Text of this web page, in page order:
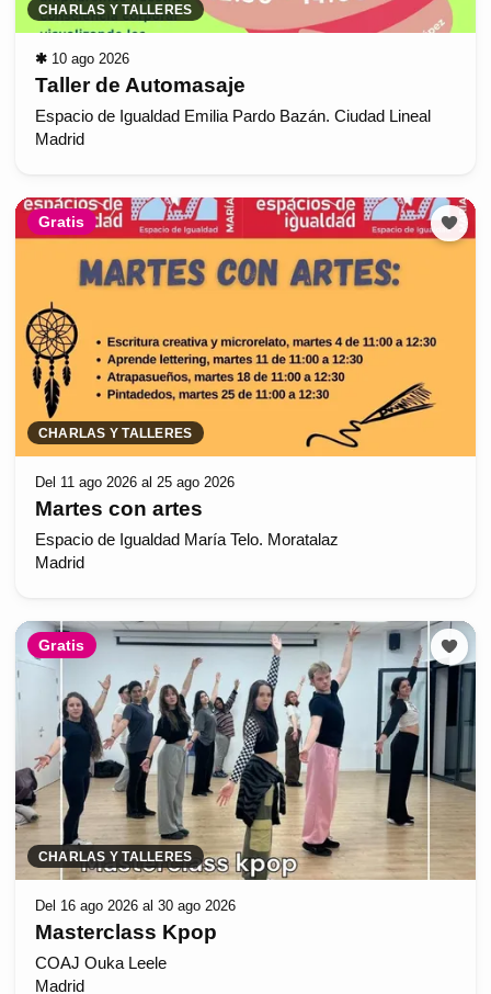
CHARLAS Y TALLERES
✱ 10 ago 2026
Taller de Automasaje
Espacio de Igualdad Emilia Pardo Bazán. Ciudad Lineal
Madrid
Gratis
CHARLAS Y TALLERES
Del 11 ago 2026 al 25 ago 2026
Martes con artes
Espacio de Igualdad María Telo. Moratalaz
Madrid
Gratis
CHARLAS Y TALLERES
Del 16 ago 2026 al 30 ago 2026
Masterclass Kpop
COAJ Ouka Leele
Madrid